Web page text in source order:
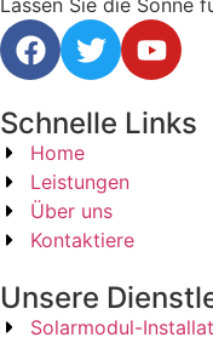
Lassen Sie die Sonne
Schnelle Links
Home
Leistungen
Über uns
Kontaktiere
Unsere
Solarmodul-